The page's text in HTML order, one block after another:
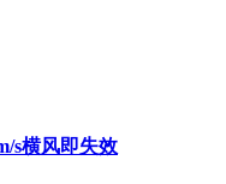
s横风即失效